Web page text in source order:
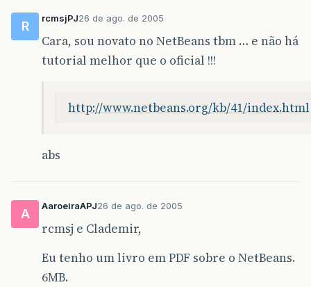
R
rcmsjPJ26 de ago. de 2005
Cara, sou novato no NetBeans tbm … e não há
tutorial melhor que o oficial !!!
http://www.netbeans.org/kb/41/index.html
abs
A
AaroeiraAPJ26 de ago. de 2005
rcmsj e Clademir,
Eu tenho um livro em PDF sobre o NetBeans.
6MB.